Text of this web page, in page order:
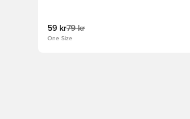
59 kr79 kr
One Size